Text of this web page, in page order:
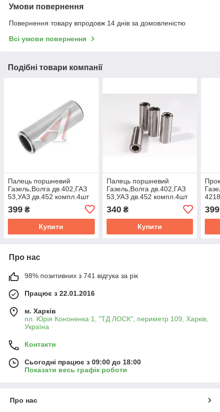
Умови повернення
Повернення товару впродовж 14 днів за домовленістю
Всі умови повернення
Подібні товари компанії
Палець поршневий
Газель,Волга дв.402,ГАЗ
53,УАЗ дв.452 компл.4шт
1004020-14
399 ₴
Купити
Палець поршневий
Газель,Волга дв.402,ГАЗ
53,УАЗ дв.452 компл.4шт
1004020-14
340₴
Купити
399
Про нас
98% позитивних з 741 відгука за рік
Працює з 22.01.2016
м. Харків
пл. Юрія Кононенка 1, "ТД ЛОСК", периметр 109, Харків,
Україна
Контакти
Сьогодні працює з 09:00 до 18:00
Показати весь графік роботи
Про нас